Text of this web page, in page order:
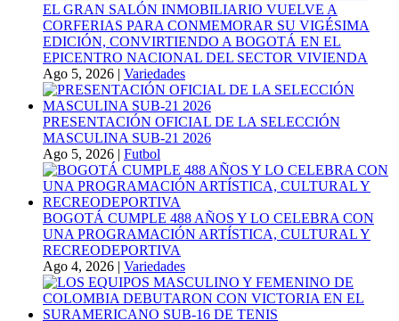
EL GRAN SALÓN INMOBILIARIO VUELVE A
CORFERIAS PARA CONMEMORAR SU VIGÉSIMA
EDICIÓN, CONVIRTIENDO A BOGOTÁ EN EL
EPICENTRO NACIONAL DEL SECTOR VIVIENDA
Ago 5, 2026 | Variedades
PRESENTACIÓN OFICIAL DE LA SELECCIÓN
MASCULINA SUB-21 2026
Ago 5, 2026 | Futbol
BOGOTÁ CUMPLE 488 AÑOS Y LO CELEBRA CON
UNA PROGRAMACIÓN ARTÍSTICA, CULTURAL Y
RECREODEPORTIVA
Ago 4, 2026 | Variedades